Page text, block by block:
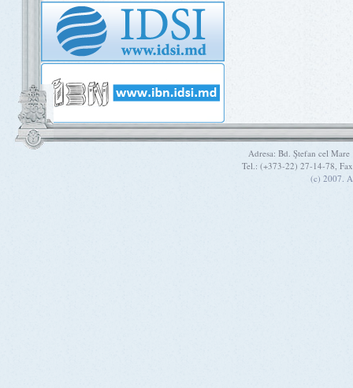
Adresa: Bd. Ştefan cel
Tel.: (+373-22) 27-14-78,
(c) 2007.